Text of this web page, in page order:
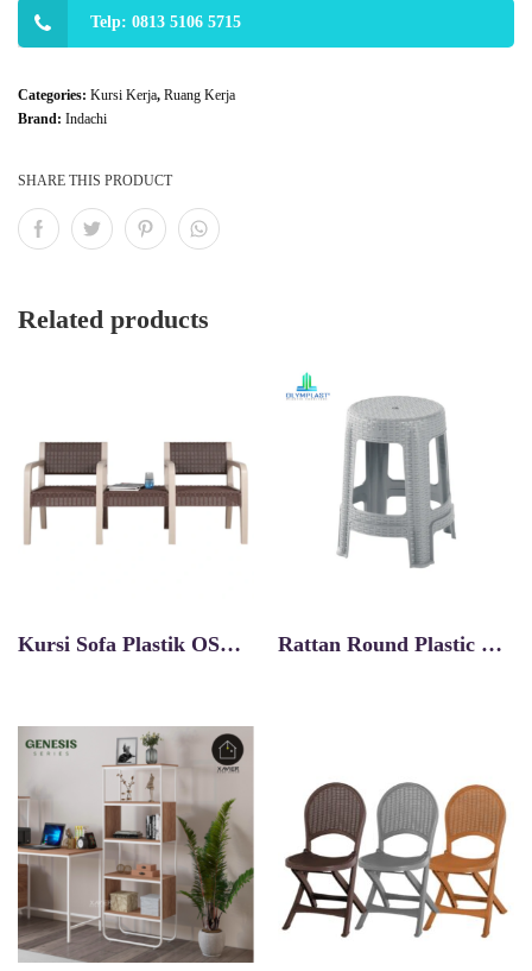
Telp: 0813 5106 5715
Categories: Kursi Kerja, Ruang Kerja
Brand: Indachi
SHARE THIS PRODUCT
Related products
Kursi Sofa Plastik OSC-R (T) 2 Seater Rattan Round Plastic Chair